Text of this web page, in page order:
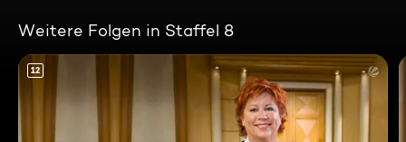
Weitere Folgen in Staffel 8
12